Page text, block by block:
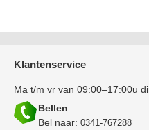
Klantenservice
Ma t/m vr van 09:00–17:00u
Bellen
Bel naar: 0341-767288